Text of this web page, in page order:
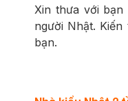
Xin thưa với
người Nhật.
bạn.